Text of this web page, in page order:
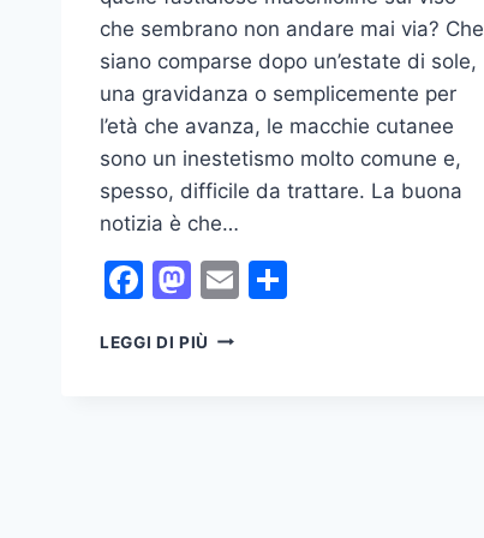
che sembrano non andare mai via? Che
siano comparse dopo un’estate di sole,
una gravidanza o semplicemente per
l’età che avanza, le macchie cutanee
sono un inestetismo molto comune e,
spesso, difficile da trattare. La buona
notizia è che…
Facebook
Mastodon
Email
LEGGI DI PIÙ ROUTINE